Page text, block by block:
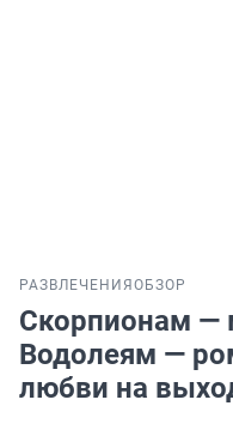
РАЗВЛЕЧЕНИЯ ОБЗОР
Скорпионам —
Водолеям —
любви на